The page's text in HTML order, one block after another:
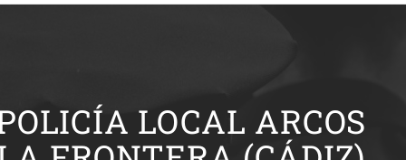
LOCAL ARCOS